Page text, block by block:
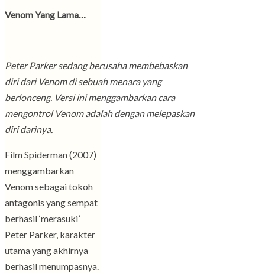
Venom Yang Lama…
Peter Parker sedang berusaha membebaskan
diri dari Venom di sebuah menara yang
berlonceng. Versi ini menggambarkan cara
mengontrol Venom adalah dengan melepaskan
diri darinya.
Film Spiderman (2007)
menggambarkan
Venom sebagai tokoh
antagonis yang sempat
berhasil ‘merasuki’
Peter Parker, karakter
utama yang akhirnya
berhasil menumpasnya.